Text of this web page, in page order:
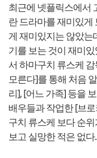
최근에 넷플릭스에서
란 드라마를 재미있게
게 재미있지는 않았는
기를 보는 것이 재미
서 하마구치 류스케
모른다]를 통해 처음
리], [어느 가족] 등을
배우들과 작업한 [브
구치 류스케 보다 순
보고 실망한 적은 없다.